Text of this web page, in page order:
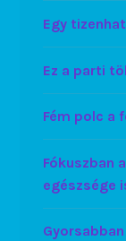
Egy
Ez a parti
Fém polc a
Fókuszban
egészsége